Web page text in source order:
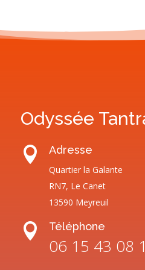
Odyssée
 Adresse
Quartier la Galante
RN7, Le Canet
13590 Meyreuil
 Téléphone
06 15 43 08